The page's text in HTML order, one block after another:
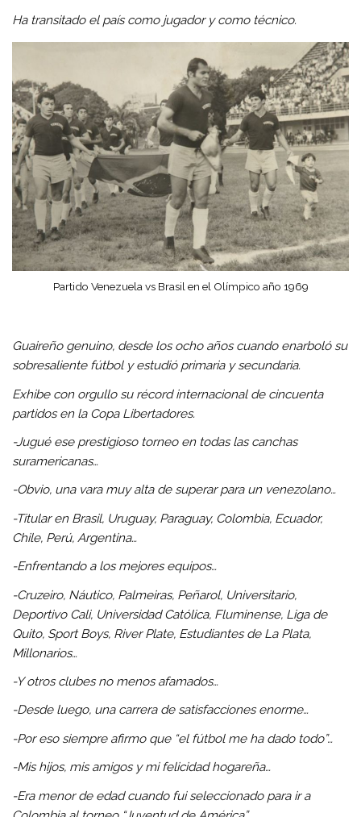
Ha transitado el país como jugador y como técnico.
Partido Venezuela vs Brasil en el Olímpico año 1969
Guaireño genuino, desde los ocho años cuando enarboló su
sobresaliente fútbol y estudió primaria y secundaria.
Exhibe con orgullo su récord internacional de cincuenta
partidos en la Copa Libertadores.
-Jugué ese prestigioso torneo en todas las canchas
suramericanas…
-Obvio, una vara muy alta de superar para un venezolano…
-Titular en Brasil, Uruguay, Paraguay, Colombia, Ecuador,
Chile, Perú, Argentina…
-Enfrentando a los mejores equipos…
-Cruzeiro, Náutico, Palmeiras, Peñarol, Universitario,
Deportivo Cali, Universidad Católica, Fluminense, Liga de
Quito, Sport Boys, River Plate, Estudiantes de La Plata,
Millonarios…
-Y otros clubes no menos afamados…
-Desde luego, una carrera de satisfacciones enorme…
-Por eso siempre afirmo que “el fútbol me ha dado todo”…
-Mis hijos, mis amigos y mi felicidad hogareña…
-Era menor de edad cuando fui seleccionado para ir a